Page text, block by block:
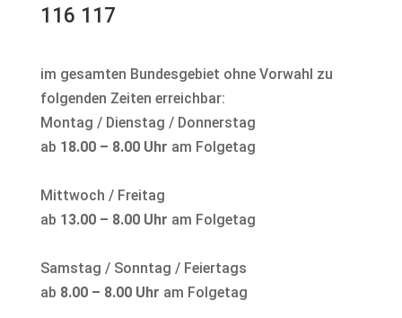
116 117
im gesamten Bundesgebiet ohne Vorwahl zu
folgenden Zeiten erreichbar:
Montag / Dienstag / Donnerstag
ab 18.00 – 8.00 Uhr am Folgetag
Mittwoch / Freitag
ab 13.00 – 8.00 Uhr am Folgetag
Samstag / Sonntag / Feiertags
ab 8.00 – 8.00 Uhr am Folgetag